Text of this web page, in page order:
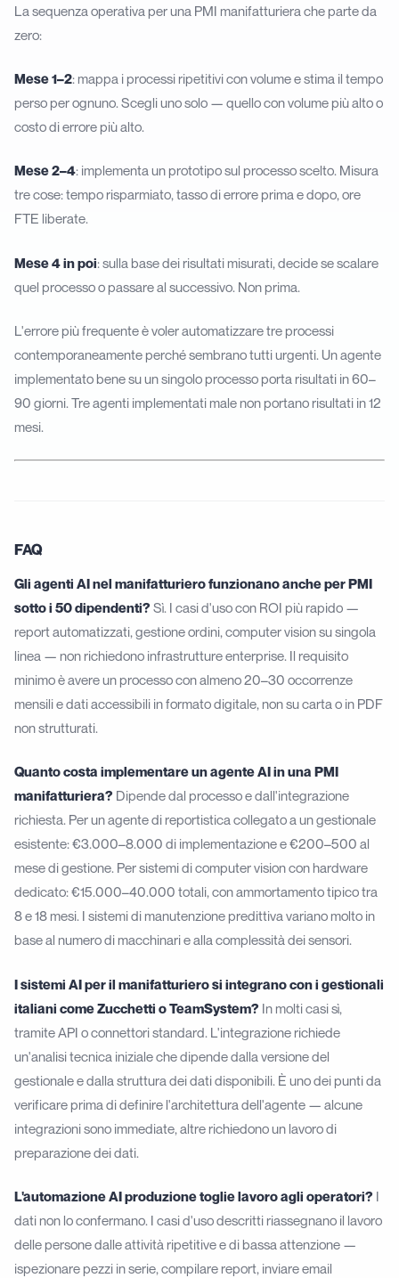
La sequenza operativa per una PMI manifatturiera che parte da
zero:
Mese 1–2: mappa i processi ripetitivi con volume e stima il tempo
perso per ognuno. Scegli uno solo — quello con volume più alto o
costo di errore più alto.
Mese 2–4: implementa un prototipo sul processo scelto. Misura
tre cose: tempo risparmiato, tasso di errore prima e dopo, ore
FTE liberate.
Mese 4 in poi: sulla base dei risultati misurati, decide se scalare
quel processo o passare al successivo. Non prima.
L'errore più frequente è voler automatizzare tre processi
contemporaneamente perché sembrano tutti urgenti. Un agente
implementato bene su un singolo processo porta risultati in 60–
90 giorni. Tre agenti implementati male non portano risultati in 12
mesi.
FAQ
Gli agenti AI nel manifatturiero funzionano anche per PMI
sotto i 50 dipendenti? Sì. I casi d'uso con ROI più rapido —
report automatizzati, gestione ordini, computer vision su singola
linea — non richiedono infrastrutture enterprise. Il requisito
minimo è avere un processo con almeno 20–30 occorrenze
mensili e dati accessibili in formato digitale, non su carta o in PDF
non strutturati.
Quanto costa implementare un agente AI in una PMI
manifatturiera? Dipende dal processo e dall'integrazione
richiesta. Per un agente di reportistica collegato a un gestionale
esistente: €3.000–8.000 di implementazione e €200–500 al
mese di gestione. Per sistemi di computer vision con hardware
dedicato: €15.000–40.000 totali, con ammortamento tipico tra
8 e 18 mesi. I sistemi di manutenzione predittiva variano molto in
base al numero di macchinari e alla complessità dei sensori.
I sistemi AI per il manifatturiero si integrano con i gestionali
italiani come Zucchetti o TeamSystem? In molti casi sì,
tramite API o connettori standard. L'integrazione richiede
un'analisi tecnica iniziale che dipende dalla versione del
gestionale e dalla struttura dei dati disponibili. È uno dei punti da
verificare prima di definire l'architettura dell'agente — alcune
integrazioni sono immediate, altre richiedono un lavoro di
preparazione dei dati.
L'automazione AI produzione toglie lavoro agli operatori? I
dati non lo confermano. I casi d'uso descritti riassegnano il lavoro
delle persone dalle attività ripetitive e di bassa attenzione —
ispezionare pezzi in serie, compilare report, inviare email